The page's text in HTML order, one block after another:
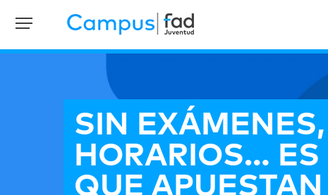
SIN
HORARIOS…
QUE